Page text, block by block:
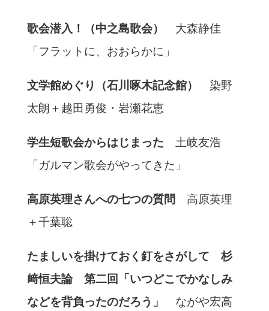
歌会潜入！（中之島歌会）
大森静佳
「フラットに、おおらかに」
文学館めぐり（石川啄木記念館）
染野
太朗＋越田勇俊・岩瀬花恵
学生短歌会からはじまった 土岐友浩
「ガルマン歌会がやってきた」
高原英理さんへの七つの質問高原英理
＋千葉聡
たましいを掛けておく釘をさがして 杉
﨑恒夫論 第二回「いつどこでかなしみ
などを背負ったのだろう」​ ながや宏高